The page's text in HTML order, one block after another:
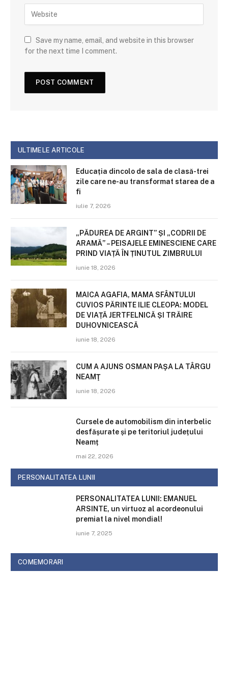
Save my name, email, and website in this browser
for the next time I comment.
ULTIMELE ARTICOLE
Educația dincolo de sala de clasă-trei
zile care ne-au transformat starea de a
fi
iulie 7, 2026
„PĂDUREA DE ARGINT” ȘI „CODRII DE
ARAMĂ” – PEISAJELE EMINESCIENE CARE
PRIND VIAȚĂ ÎN ȚINUTUL ZIMBRULUI
iunie 18, 2026
MAICA AGAFIA, MAMA SFÂNTULUI
CUVIOS PĂRINTE ILIE CLEOPA: MODEL
DE VIAȚĂ JERTFELNICĂ ȘI TRĂIRE
DUHOVNICEASCĂ
iunie 18, 2026
CUM A AJUNS OSMAN PAŞA LA TÂRGU
NEAMŢ
iunie 18, 2026
Cursele de automobilism din interbelic
desfășurate și pe teritoriul județului
Neamț
mai 22, 2026
PERSONALITATEA LUNII
PERSONALITATEA LUNII: EMANUEL
ARSINTE, un virtuoz al acordeonului
premiat la nivel mondial!
iunie 7, 2025
COMEMORARI